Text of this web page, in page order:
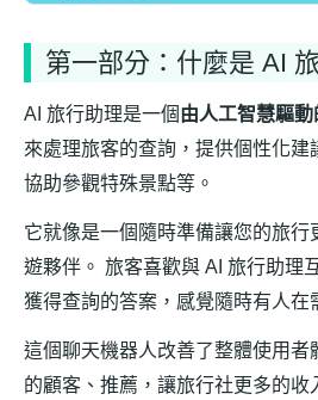
第一部分：什麼是 AI
AI 旅行助理是一個由人工智慧驅
來處理旅客的查詢，提供個性化建
協助參觀特殊景點等。
它就像是一個隨時準備讓您的旅行
遊夥伴。 旅客喜歡與 AI 旅行助理
獲得查詢的答案，感覺隨時有人在
這個聊天機器人改善了整體使用者
的顧客、推薦，讓旅行社更多的收